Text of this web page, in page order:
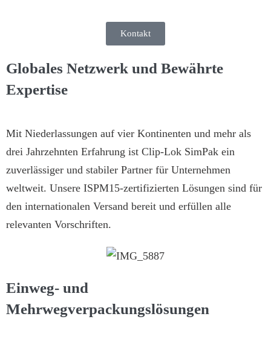
Kontakt
Globales Netzwerk und Bewährte
Expertise
Mit Niederlassungen auf vier Kontinenten und mehr als
drei Jahrzehnten Erfahrung ist Clip-Lok SimPak ein
zuverlässiger und stabiler Partner für Unternehmen
weltweit. Unsere ISPM15-zertifizierten Lösungen sind für
den internationalen Versand bereit und erfüllen alle
relevanten Vorschriften.
Einweg- und
Mehrwegverpackungslösungen